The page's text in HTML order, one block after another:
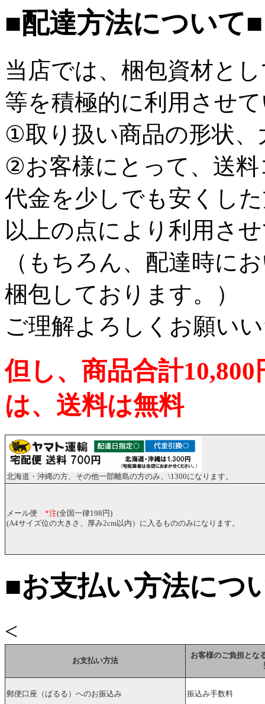
■配達方法について■
当店では、梱包資材と
等を積極的に利用させ
①取り扱い商品の形状
②お客様にとって、送
代金を少しでも安くし
以上の点により利用さ
（もちろん、配達時に
梱包しております。）
ご理解よろしくお願い
但し、商品合計
は、送料は無料
北海道・沖縄の方、その他一部離島の方のみ、\1300になります。
メール便 *注(全国一律198円)
(A4サイズ位の大きさ、厚み2cm以内）に入るもののみになります。
■お支払い方法につ
<
お支払い方法
お客様のご負担とな
郵便口座（ぱるる）へのお振込み 振込み手数料